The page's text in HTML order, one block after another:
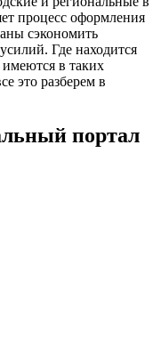
процесс оформления
сэкономить
Где находится
в таких
это разберем в
портал